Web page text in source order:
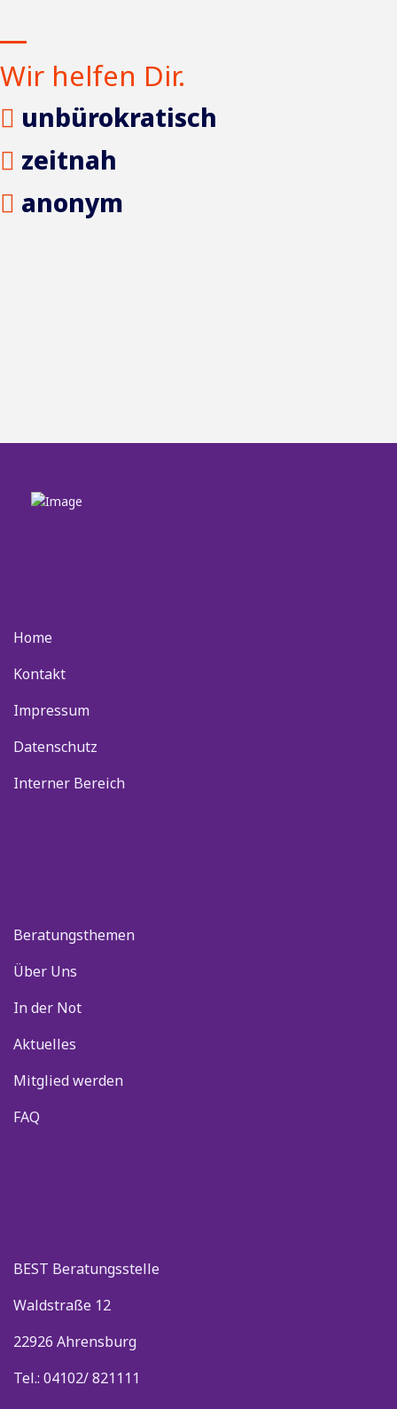
Wir helfen Dir.
unbürokratisch
zeitnah
anonym
Home
Kontakt
Impressum
Datenschutz
Interner Bereich
Beratungsthemen
Über Uns
In der Not
Aktuelles
Mitglied werden
FAQ
BEST Beratungsstelle
Waldstraße 12
22926 Ahrensburg
Tel.: 04102/ 821111